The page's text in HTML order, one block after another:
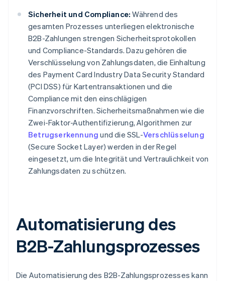
Sicherheit und Compliance: Während des
gesamten Prozesses unterliegen elektronische
B2B-Zahlungen strengen Sicherheitsprotokollen
und Compliance-Standards. Dazu gehören die
Verschlüsselung von Zahlungsdaten, die Einhaltung
des Payment Card Industry Data Security Standard
(PCI DSS) für Kartentransaktionen und die
Compliance mit den einschlägigen
Finanzvorschriften. Sicherheitsmaßnahmen wie die
Zwei-Faktor-Authentifizierung, Algorithmen zur
Betrugserkennung und die SSL-Verschlüsselung
(Secure Socket Layer) werden in der Regel
eingesetzt, um die Integrität und Vertraulichkeit von
Zahlungsdaten zu schützen.
Automatisierung des
B2B-Zahlungsprozesses
Die Automatisierung des B2B-Zahlungsprozesses kann